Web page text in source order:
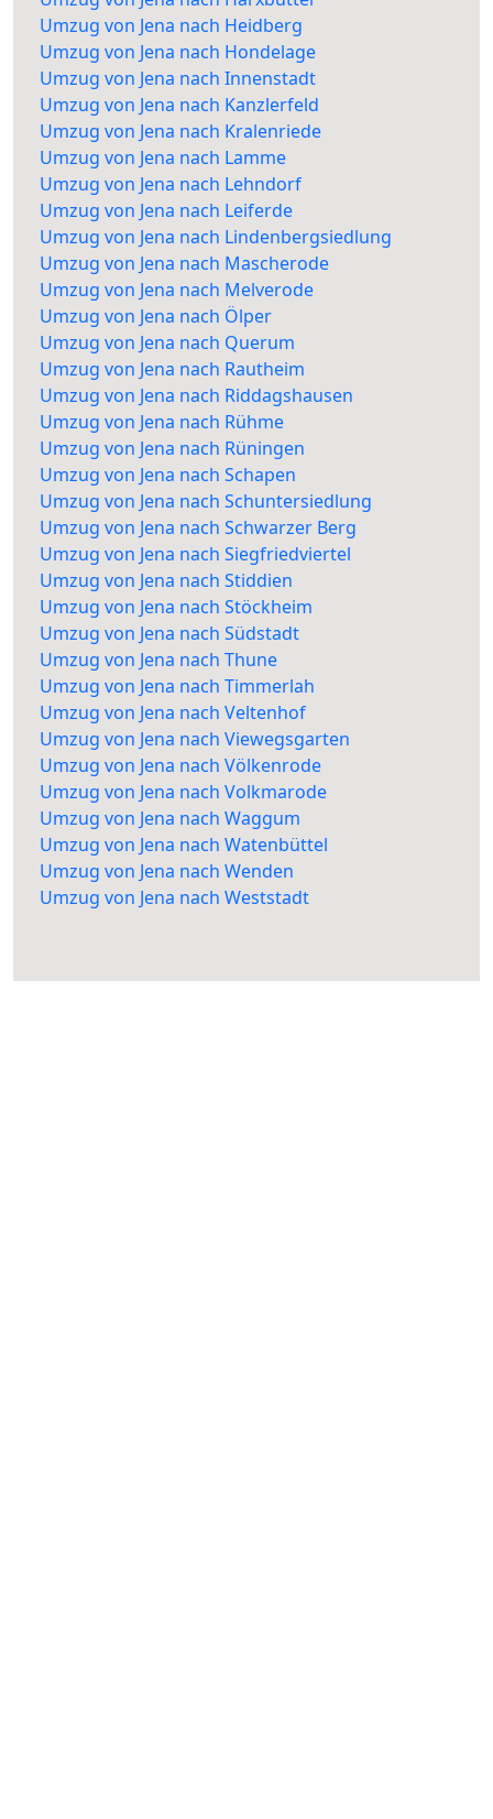
Umzug von Jena nach Heidberg
Umzug von Jena nach Hondelage
Umzug von Jena nach Innenstadt
Umzug von Jena nach Kanzlerfeld
Umzug von Jena nach Kralenriede
Umzug von Jena nach Lamme
Umzug von Jena nach Lehndorf
Umzug von Jena nach Leiferde
Umzug von Jena nach Lindenbergsiedlung
Umzug von Jena nach Mascherode
Umzug von Jena nach Melverode
Umzug von Jena nach Ölper
Umzug von Jena nach Querum
Umzug von Jena nach Rautheim
Umzug von Jena nach Riddagshausen
Umzug von Jena nach Rühme
Umzug von Jena nach Rüningen
Umzug von Jena nach Schapen
Umzug von Jena nach Schuntersiedlung
Umzug von Jena nach Schwarzer Berg
Umzug von Jena nach Siegfriedviertel
Umzug von Jena nach Stiddien
Umzug von Jena nach Stöckheim
Umzug von Jena nach Südstadt
Umzug von Jena nach Thune
Umzug von Jena nach Timmerlah
Umzug von Jena nach Veltenhof
Umzug von Jena nach Viewegsgarten
Umzug von Jena nach Völkenrode
Umzug von Jena nach Volkmarode
Umzug von Jena nach Waggum
Umzug von Jena nach Watenbüttel
Umzug von Jena nach Wenden
Umzug von Jena nach Weststadt